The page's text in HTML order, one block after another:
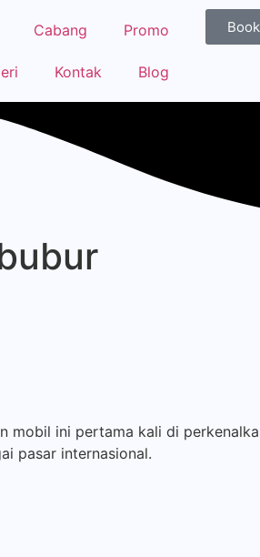
Cabang Promo
Kontak Blog
mobil ini pertama kali di
pasar internasional.